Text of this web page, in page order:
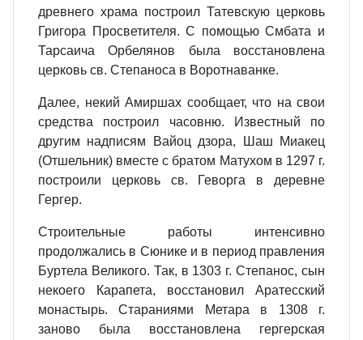
древнего храма построил Татевскую церковь
Григора Просветителя. С помощью Смбата и
Тарсаича Орбелянов была восстановлена
церковь св. Степаноса в Воротнаванке.
Далее, некий Амиршах сообщает, что на свои
средства построил часовню. Известный по
другим надписям Вайоц дзора, Шаш Миакец
(Отшельник) вместе с братом Матухом в 1297 г.
построили церковь св. Геворга в деревне
Гергер.
Строительные работы интенсивно
продолжались в Сюнике и в период правления
Буртела Великого. Так, в 1303 г. Степанос, сын
некоего Карапета, восстановил Аратесский
монастырь. Стараниями Метара в 1308 г.
заново была восстановлена гергерская